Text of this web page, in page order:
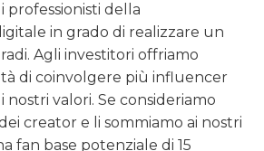
professionisti della
in grado di realizzare un
Agli investitori offriamo
di coinvolgere più influencer
nostri valori. Se consideriamo
creator e li sommiamo ai nostri
fan base potenziale di 15